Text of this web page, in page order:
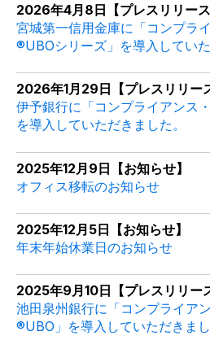
2026年4月8日【プレスリリース
宮城第一信用金庫に「コンプラ
®UBOシリーズ」を導入していた
2026年1月29 日【プレスリリー
伊予銀行に「コンプライアンス
を導入していただきました。
2025年12月9日【お知らせ】
オフィス移転のお知らせ
2025年12月5日【お知らせ】
年末年始休業日のお知らせ
2025年9月10日【プレスリリー
池田泉州銀行に「コンプライア
®UBO」を導入していただきまし